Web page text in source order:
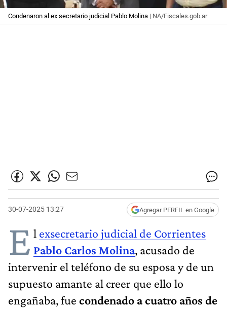
Condenaron al ex secretario judicial Pablo Molina | NA/Fiscales.gob.ar
30-07-2025 13:27 Agregar PERFIL en Google
E l exsecretario judicial de Corrientes
Pablo Carlos Molina, acusado de
intervenir el teléfono de su esposa y de un
supuesto amante al creer que ello lo
engañaba, fue condenado a cuatro años de